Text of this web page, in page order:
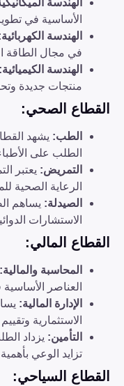
الهندسة
الأساسية في
الهندسة الكهربائية
في مجال الطاقة
الهندسة الكيميائية:
منتجات جديدة
القطاع الصحي:
الطب: يشهد
الطلب على
التمريض: يعتبر
الرعاية الصحية
الصيدلة: يساهم
الاستشارات
القطاع المالي:
المحاسبة والمالية:
العناصر
الإدارة المالية:
الاستثمارية
التأمين: يزداد
تزايد الوعي بأهمية
القطاع السياحي: